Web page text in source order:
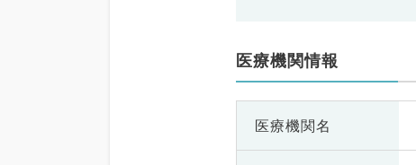
医療機関情報
医療機関名